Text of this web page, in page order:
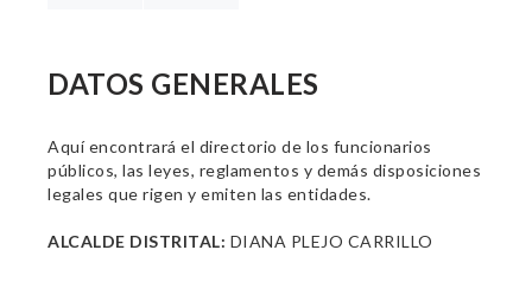
DATOS GENERALES
Aquí encontrará el directorio de los funcionarios
públicos, las leyes, reglamentos y demás disposiciones
legales que rigen y emiten las entidades.
ALCALDE DISTRITAL: DIANA PLEJO CARRILLO